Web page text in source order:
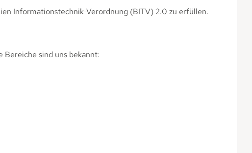
Informationstechnik-Verordnung (BITV) 2.0 zu erfüllen.
Bereiche sind uns bekannt: